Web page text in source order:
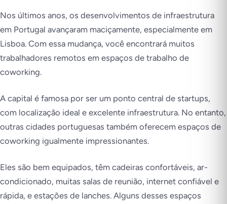
Nos últimos anos, os desenvolvimentos de infraestrutura
em Portugal avançaram maciçamente, especialmente em
Lisboa. Com essa mudança, você encontrará muitos
trabalhadores remotos em espaços de trabalho de
coworking.
A capital é famosa por ser um ponto central de startups,
com localização ideal e excelente infraestrutura. No entanto,
outras cidades portuguesas também oferecem espaços de
coworking igualmente impressionantes.
Eles são bem equipados, têm cadeiras confortáveis, ar-
condicionado, muitas salas de reunião, internet confiável e
rápida, e estações de lanches. Alguns desses espaços